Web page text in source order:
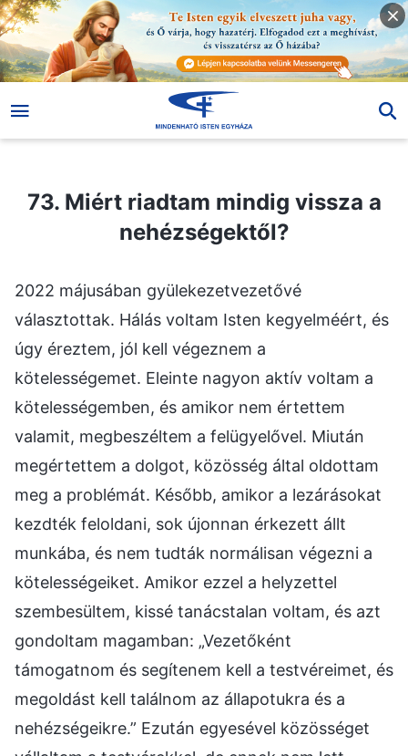
73. Miért riadtam mindig vissza a nehézségektől?
73. Miért riadtam mindig vissza a
nehézségektől?
2022 májusában gyülekezetvezetővé
választottak. Hálás voltam Isten kegyelméért, és
úgy éreztem, jól kell végeznem a
kötelességemet. Eleinte nagyon aktív voltam a
kötelességemben, és amikor nem értettem
valamit, megbeszéltem a felügyelővel. Miután
megértettem a dolgot, közösség által oldottam
meg a problémát. Később, amikor a lezárásokat
kezdték feloldani, sok újonnan érkezett állt
munkába, és nem tudták normálisan végezni a
kötelességeiket. Amikor ezzel a helyzettel
szembesültem, kissé tanácstalan voltam, és azt
gondoltam magamban: „Vezetőként
támogatnom és segítenem kell a testvéreimet, és
megoldást kell találnom az állapotukra és a
nehézségeikre.” Ezután egyesével közösséget